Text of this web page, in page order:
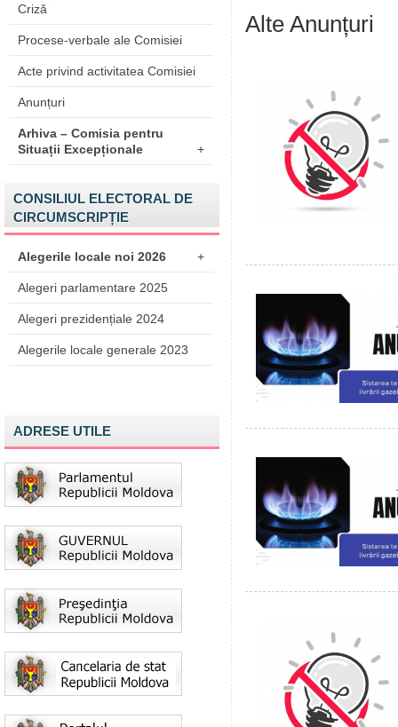
Criză
Procese-verbale ale Comisiei
Acte privind activitatea Comisiei
Anunțuri
Arhiva – Comisia pentru
Situații Excepționale
+
CONSILIUL ELECTORAL DE
CIRCUMSCRIPȚIE
Alegerile locale noi 2026 +
Alegeri parlamentare 2025
Alegeri prezidențiale 2024
Alegerile locale generale 2023
ADRESE UTILE
Alte Anunțuri